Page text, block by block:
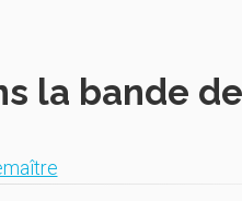
la bande